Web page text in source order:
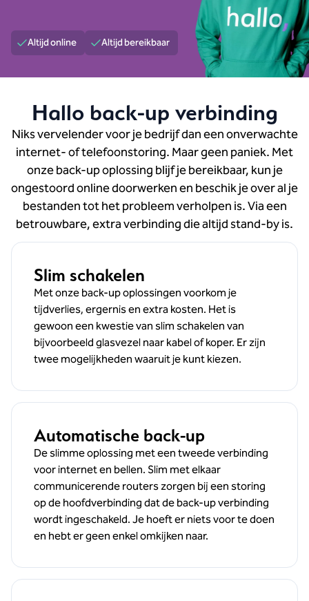
Altijd online Altijd bereikbaar
Hallo back-up verbinding
Niks vervelender voor je bedrijf dan een onverwachte
internet- of telefoonstoring. Maar geen paniek. Met
onze back-up oplossing blijf je bereikbaar, kun je
ongestoord online doorwerken en beschik je over al je
bestanden tot het probleem verholpen is. Via een
betrouwbare, extra verbinding die altijd stand-by is.
Slim schakelen
Met onze back-up oplossingen voorkom je
tijdverlies, ergernis en extra kosten. Het is
gewoon een kwestie van slim schakelen van
bijvoorbeeld glasvezel naar kabel of koper. Er zijn
twee mogelijkheden waaruit je kunt kiezen.
Automatische back-up
De slimme oplossing met een tweede verbinding
voor internet en bellen. Slim met elkaar
communicerende routers zorgen bij een storing
op de hoofdverbinding dat de back-up verbinding
wordt ingeschakeld. Je hoeft er niets voor te doen
en hebt er geen enkel omkijken naar.